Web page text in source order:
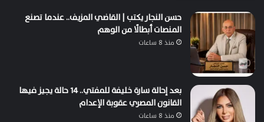
حسن النجار يكتب | القاضي المزيف.. عندما تصنع
المنصات أبطالًا من الوهم
منذ 8 ساعات
بعد إحالة سارة خليفة للمفتي.. 14 حالة يجيز فيها
القانون المصري عقوبة الإعدام
منذ 8 ساعات